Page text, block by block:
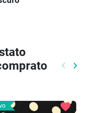
keyboard_arrow_left keyboard_arrow_right
favorite